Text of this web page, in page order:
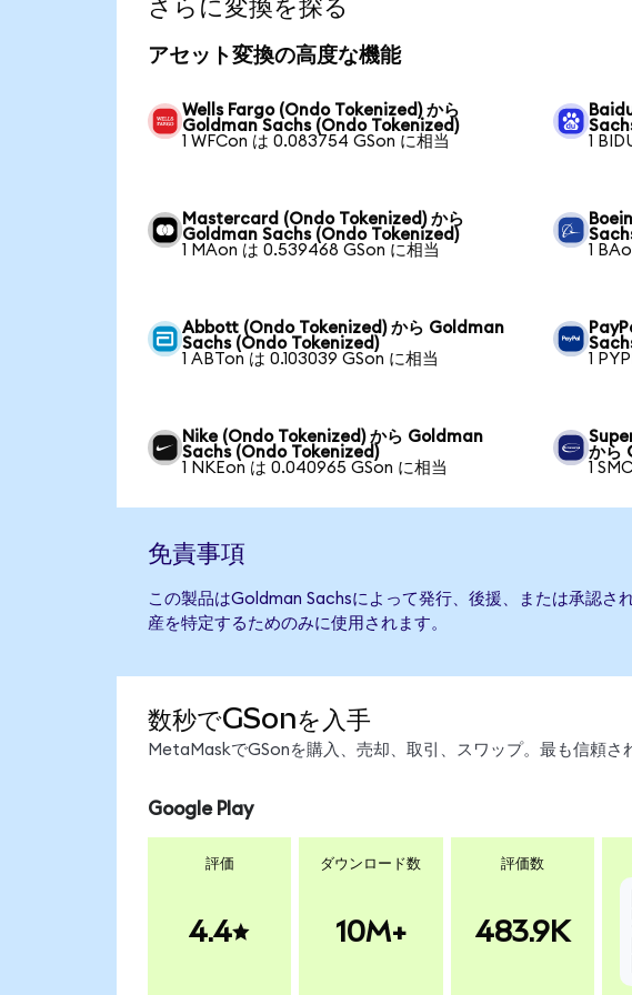
アセット変換の高度な機能
Wells Fargo (Ondo Tokenized) から
Goldman Sachs (Ondo Tokenized)
1 WFCon は 0.083754 GSon に相当
1
Mastercard (Ondo Tokenized) から
Goldman Sachs (Ondo Tokenized)
1 MAon は 0.539468 GSon に相当
1
Abbott (Ondo Tokenized) から Goldman
Sachs (Ondo Tokenized)
1 ABTon は 0.103039 GSon に相当
1
Nike (Ondo Tokenized) から Goldman
Sachs (Ondo Tokenized)
1 NKEon は 0.040965 GSon に相当
から
1
免責事項
この製品はGoldman Sachsによって発行、後援、または承認
産を特定するためのみに使用されます。
数秒でGSonを入手
MetaMaskでGSonを購入、売却、取引、スワップ。最も信頼さ
Google Play
評価
4.4
ダウンロード数
10M+
評価数
483.9K